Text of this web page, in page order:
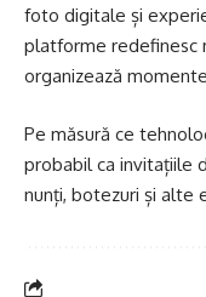
foto digitale și
platforme redefinesc
organizează
Pe măsură ce
probabil ca invitațiile
nunți, botezuri și alte